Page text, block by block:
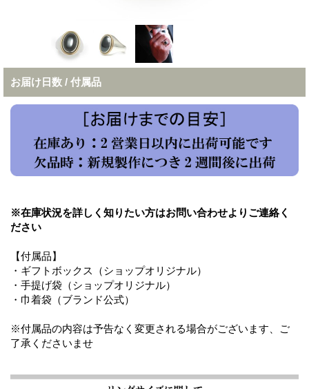
お届け日数 / 付属品
※在庫状況を詳しく知りたい方はお問い合わせよりご連絡く
ださい
【付属品】
・ギフトボックス（ショップオリジナル）
・手提げ袋（ショップオリジナル）
・巾着袋（ブランド公式）
※付属品の内容は予告なく変更される場合がございます、ご
了承くださいませ